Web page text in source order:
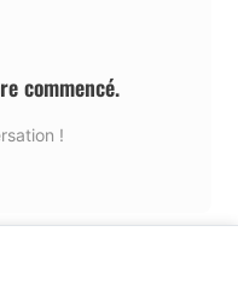
commencé.
!